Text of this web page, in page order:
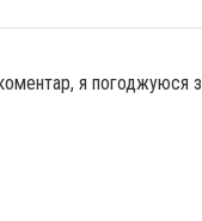
я погоджуюся з